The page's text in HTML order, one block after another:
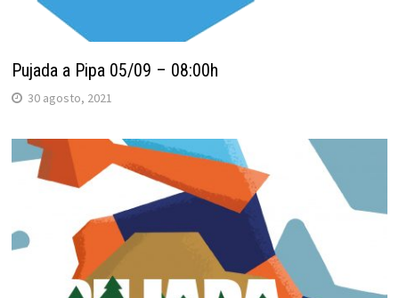
Pujada a Pipa 05/09 – 08:00h
30 agosto, 2021